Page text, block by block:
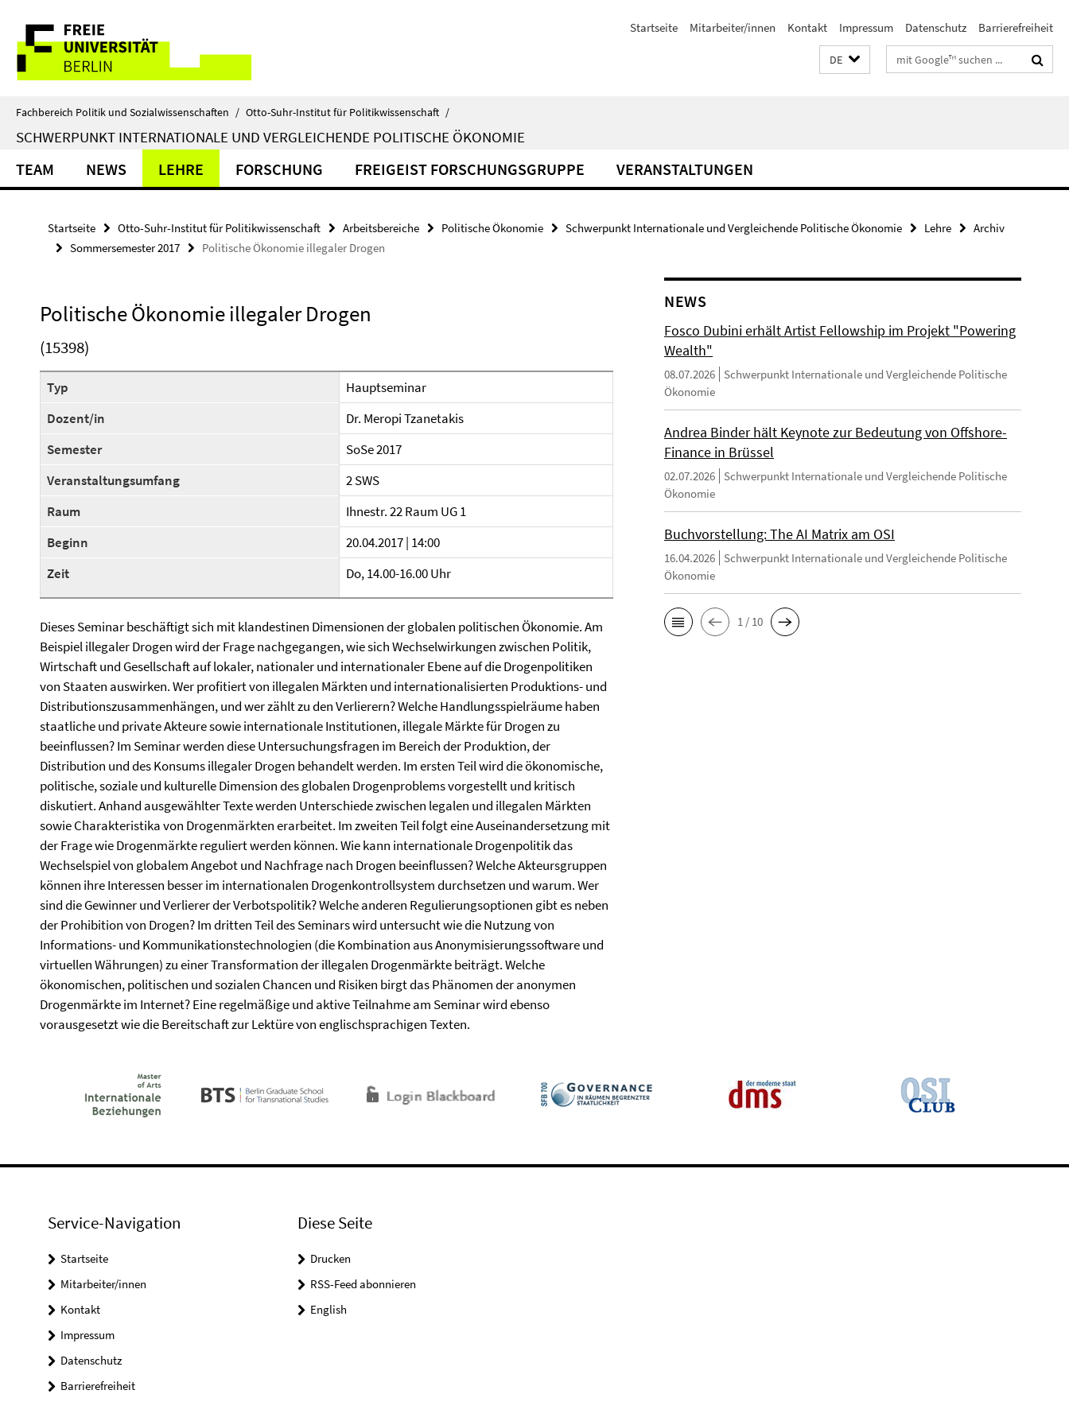
direkt
Inhalt
Service-
Navigation
Startseite Mitarbeiter/innen Kontakt Impressum Datenschutz Barrierefreiheit
DE Suchbegriffe
Fachbereich Politik und Sozialwissenschaften / Otto-Suhr-Institut für Politikwissenschaft /
SCHWERPUNKT INTERNATIONALE UND VERGLEICHENDE POLITISCHE ÖKONOMIE
TEAM NEWS LEHRE FORSCHUNG FREIGEIST FORSCHUNGSGRUPPE VERANSTALTUNGEN
Startseite Otto-Suhr-Institut für Politikwissenschaft Arbeitsbereiche Politische Ökonomie Schwerpunkt Internationale und Vergleichende Politische Ökonomie Lehre
Archiv
Sommersemester 2017
Politische Ökonomie illegaler Drogen
Politische Ökonomie illegaler Drogen
(15398)
Typ
Hauptseminar
Dozent/in
Dr. Meropi Tzanetakis
Semester
SoSe 2017
Veranstaltungsumfang
2 SWS
Raum
Ihnestr. 22 Raum UG 1
Beginn
20.04.2017 | 14:00
Zeit
Do, 14.00-16.00 Uhr
Dieses Seminar beschäftigt sich mit klandestinen Dimensionen der globalen politischen Ökonomie. Am
Beispiel illegaler Drogen wird der Frage nachgegangen, wie sich Wechselwirkungen zwischen Politik,
Wirtschaft und Gesellschaft auf lokaler, nationaler und internationaler Ebene auf die Drogenpolitiken
von Staaten auswirken. Wer profitiert von illegalen Märkten und internationalisierten Produktions- und
Distributionszusammenhängen, und wer zählt zu den Verlierern? Welche Handlungsspielräume haben
staatliche und private Akteure sowie internationale Institutionen, illegale Märkte für Drogen zu
beeinflussen? Im Seminar werden diese Untersuchungsfragen im Bereich der Produktion, der
Distribution und des Konsums illegaler Drogen behandelt werden. Im ersten Teil wird die ökonomische,
politische, soziale und kulturelle Dimension des globalen Drogenproblems vorgestellt und kritisch
diskutiert. Anhand ausgewählter Texte werden Unterschiede zwischen legalen und illegalen Märkten
sowie Charakteristika von Drogenmärkten erarbeitet. Im zweiten Teil folgt eine Auseinandersetzung mit
der Frage wie Drogenmärkte reguliert werden können. Wie kann internationale Drogenpolitik das
Wechselspiel von globalem Angebot und Nachfrage nach Drogen beeinflussen? Welche Akteursgruppen
können ihre Interessen besser im internationalen Drogenkontrollsystem durchsetzen und warum. Wer
sind die Gewinner und Verlierer der Verbotspolitik? Welche anderen Regulierungsoptionen gibt es neben
der Prohibition von Drogen? Im dritten Teil des Seminars wird untersucht wie die Nutzung von
Informations- und Kommunikationstechnologien (die Kombination aus Anonymisierungssoftware und
virtuellen Währungen) zu einer Transformation der illegalen Drogenmärkte beiträgt. Welche
ökonomischen, politischen und sozialen Chancen und Risiken birgt das Phänomen der anonymen
Drogenmärkte im Internet? Eine regelmäßige und aktive Teilnahme am Seminar wird ebenso
vorausgesetzt wie die Bereitschaft zur Lektüre von englischsprachigen Texten.
NEWS
Fosco Dubini erhält Artist Fellowship im Projekt "Powering
Wealth"
08.07.2026
Schwerpunkt Internationale und Vergleichende Politische
Ökonomie
Andrea Binder hält Keynote zur Bedeutung von Offshore-
Finance in Brüssel
02.07.2026
Schwerpunkt Internationale und Vergleichende Politische
Ökonomie
Buchvorstellung: The AI Matrix am OSI
16.04.2026
Schwerpunkt Internationale und Vergleichende Politische
Ökonomie
1 / 10
Service-Navigation
Startseite
Mitarbeiter/innen
Kontakt
Impressum
Datenschutz
Barrierefreiheit
Diese Seite
Drucken
RSS-Feed abonnieren
English